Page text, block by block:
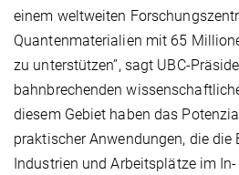
einem weltweiten
Quantenmaterialien mit 65
zu unterstützen”, sagt UBC-
bahnbrechenden
diesem Gebiet haben das
praktischer Anwendungen, die die
Industrien und Arbeitsplätze im